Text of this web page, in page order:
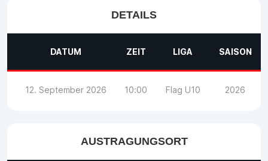
DETAILS
DATUM ZEIT LIGA SAISON
12. September 2026 10:00 Flag U10 2026
AUSTRAGUNGSORT